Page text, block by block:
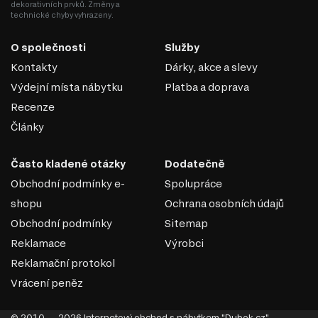
dekorativních prvků. Změny a
technické chyby vyhrazeny.
O společnosti
Kontakty
Výdejní místa nábytku
Recenze
Články
Služby
Dárky, akce a slevy
Platba a doprava
Často kladené otázky
Obchodní podmínky e-
shopu
Obchodní podmínky
Reklamace
Reklamační protokol
Vrácení peněz
Dodatečně
Spolupráce
Ochrana osobních údajů
Sitemap
Výrobci